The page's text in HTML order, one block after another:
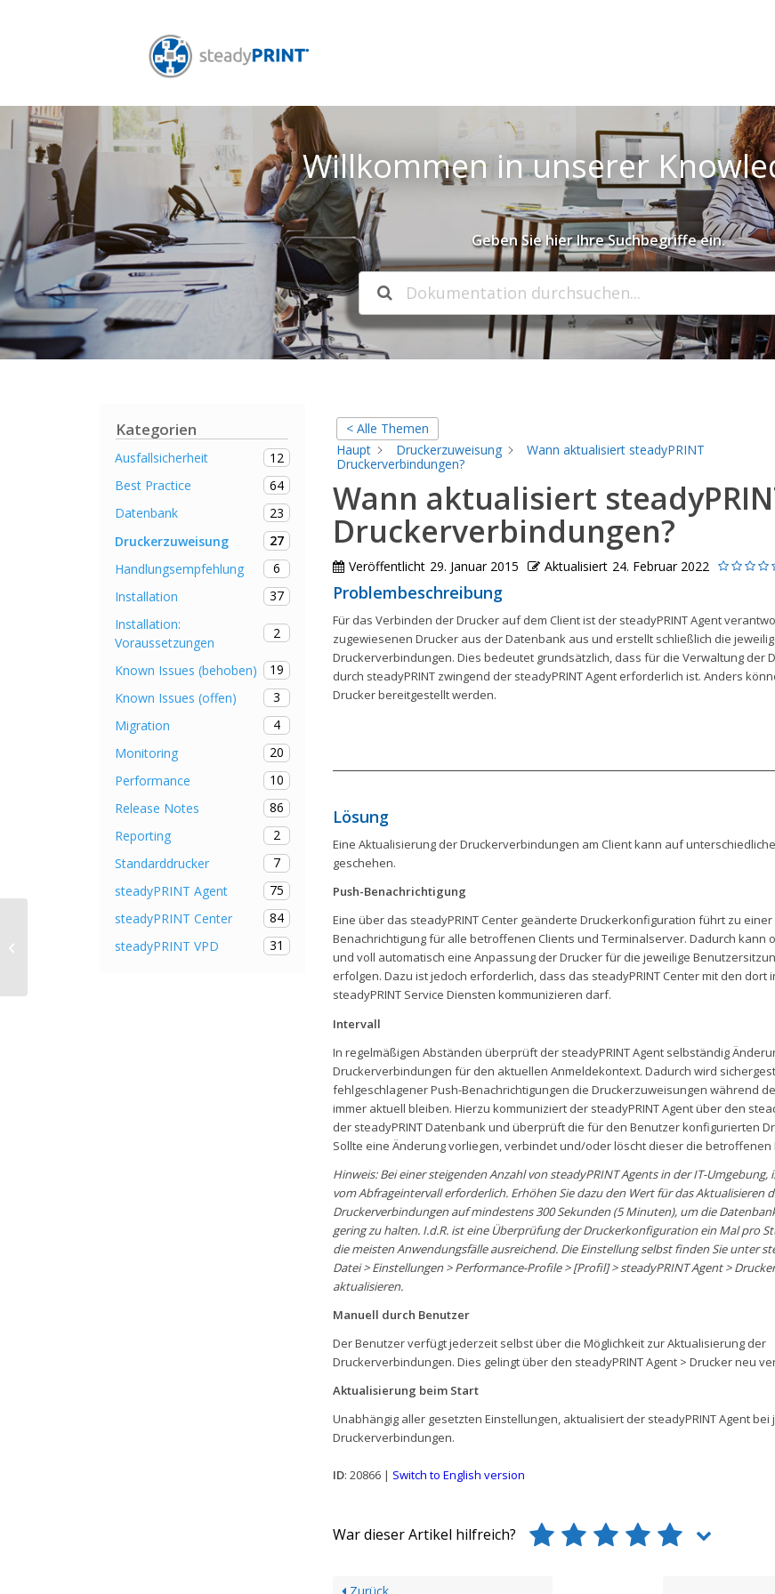
Willkommen in unserer
Geben Sie hier Ihre Suchbegriffe ein.
Kategorien
Ausfallsicherheit
12
Best Practice
64
Datenbank
23
Druckerzuweisung
27
Handlungsempfehlung
6
Installation
37
Installation:
Voraussetzungen
2
Known Issues (behoben)
19
Known Issues (offen)
3
Migration
4
Monitoring
20
Performance
10
Release Notes
86
Reporting
2
Standarddrucker
7
steadyPRINT Agent
75
steadyPRINT Center
84
steadyPRINT VPD
31
< Alle Themen
Haupt
Druckerzuweisung
Wann aktualisiert steadyPRINT
Druckerverbindungen?
Wann aktualisiert
Druckerverbindungen?
Veröffentlicht 29. Januar 2015 Aktualisiert 24. Februar 2022
Problembeschreibung
Für das Verbinden der Drucker auf dem Client ist der steadyPRINT Agent
zugewiesenen Drucker aus der Datenbank aus und erstellt schließlich die
Druckerverbindungen. Dies bedeutet grundsätzlich, dass für die Verwaltung der
durch steadyPRINT zwingend der steadyPRINT Agent erforderlich ist. Anders
Drucker bereitgestellt werden.
Lösung
Eine Aktualisierung der Druckerverbindungen am Client kann auf
geschehen.
Push-Benachrichtigung
Eine über das steadyPRINT Center geänderte Druckerkonfiguration führt zu einer
Benachrichtigung für alle betroffenen Clients und Terminalserver. Dadurch kann
und voll automatisch eine Anpassung der Drucker für die jeweilige
erfolgen. Dazu ist jedoch erforderlich, dass das steadyPRINT Center mit den dort
steadyPRINT Service Diensten kommunizieren darf.
Intervall
In regelmäßigen Abständen überprüft der steadyPRINT Agent selbständig
Druckerverbindungen für den aktuellen Anmeldekontext. Dadurch wird
fehlgeschlagener Push-Benachrichtigungen die Druckerzuweisungen während
immer aktuell bleiben. Hierzu kommuniziert der steadyPRINT Agent über den
der steadyPRINT Datenbank und überprüft die für den Benutzer konfigurierten
Sollte eine Änderung vorliegen, verbindet und/oder löscht dieser die betroffenen
Hinweis: Bei einer steigenden Anzahl von steadyPRINT Agents in der IT-Umgebung,
vom Abfrageintervall erforderlich. Erhöhen Sie dazu den Wert für das Aktualisieren
Druckerverbindungen auf mindestens 300 Sekunden (5 Minuten), um die
gering zu halten. I.d.R. ist eine Überprüfung der Druckerkonfiguration ein Mal pro
die meisten Anwendungsfälle ausreichend. Die Einstellung selbst finden Sie unter
Datei > Einstellungen > Performance-Profile > [Profil] > steadyPRINT Agent >
aktualisieren.
Manuell durch Benutzer
Der Benutzer verfügt jederzeit selbst über die Möglichkeit zur Aktualisierung der
Druckerverbindungen. Dies gelingt über den steadyPRINT Agent > Drucker neu
Aktualisierung beim Start
Unabhängig aller gesetzten Einstellungen, aktualisiert der steadyPRINT Agent bei
Druckerverbindungen.
ID: 20866 | Switch to English version
War dieser Artikel hilfreich?
Fenster zur Auswahl vom
Standarddrucker